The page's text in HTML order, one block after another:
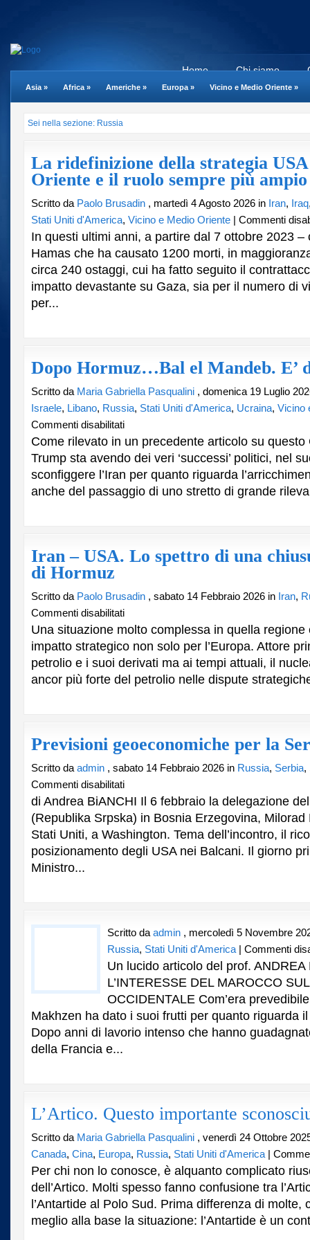
Chi siamo
Home
Asia » Africa » Americhe » Europa » Vicino e Medio Oriente »
Sei nella sezione: Russia
La ridefinizione della strategia
Oriente e il ruolo sempre più ampio
Scritto da Paolo Brusadin , martedì 4 Agosto 2026 in Iran, Iraq
Stati Uniti d'America, Vicino e Medio Oriente Commenti
In questi ultimi anni, a partire dal 7 ottobre 2023 –
Hamas che ha causato 1200 morti, in
circa 240 ostaggi, cui ha fatto seguito il
impatto devastante su Gaza, sia per il numero di
per...
Dopo Hormuz…Bal el Mandeb. E’
Scritto da Maria Gabriella Pasqualini , domenica 19 Luglio
Israele, Libano, Russia, Stati Uniti d'America, Ucraina, Vicino
Commenti disabilitatisu
Hormuz…
Bal
el
Mandeb.
E’
Come rilevato in un precedente articolo su
Trump sta avendo dei veri ‘successi’ politici, nel
sconfiggere l’Iran per quanto riguarda
anche del passaggio di uno stretto di grande
Iran – USA. Lo spettro di una
di Hormuz
Scritto da Paolo Brusadin , sabato 14 Febbraio 2026 in Iran,
Commenti disabilitatisu
–
USA.
Lo
di
di
Una situazione molto complessa in quella
impatto strategico non solo per l’Europa. Attore
petrolio e i suoi derivati ma ai tempi attuali, il
ancor più forte del petrolio nelle dispute
Previsioni geoeconomiche per la
Scritto da admin , sabato 14 Febbraio 2026 in Russia, Serbia,
Commenti disabilitatisu
geoeconomiche
per
la
Serbia
di Andrea BiANCHI Il 6 febbraio la delegazione
(Republika Srpska) in Bosnia Erzegovina,
Stati Uniti, a Washington. Tema dell’incontro, il
posizionamento degli USA nei Balcani. Il giorno
Ministro...
Scritto da admin , mercoledì 5 Novembre
Russia, Stati Uniti d'America Commenti
Un lucido articolo del prof. ANDREA
L’INTERESSE DEL MAROCCO
OCCIDENTALE Com’era
Makhzen ha dato i suoi frutti per quanto riguarda
Dopo anni di lavorio intenso che hanno
della Francia e...
L’Artico. Questo importante
Scritto da Maria Gabriella Pasqualini , venerdì 24 Ottobre
Canada, Cina, Europa, Russia, Stati Uniti d'America
Per chi non lo conosce, è alquanto complicato
dell’Artico. Molti spesso fanno confusione tra
l’Antartide al Polo Sud. Prima differenza di molte,
meglio alla base la situazione: l’Antartide è un